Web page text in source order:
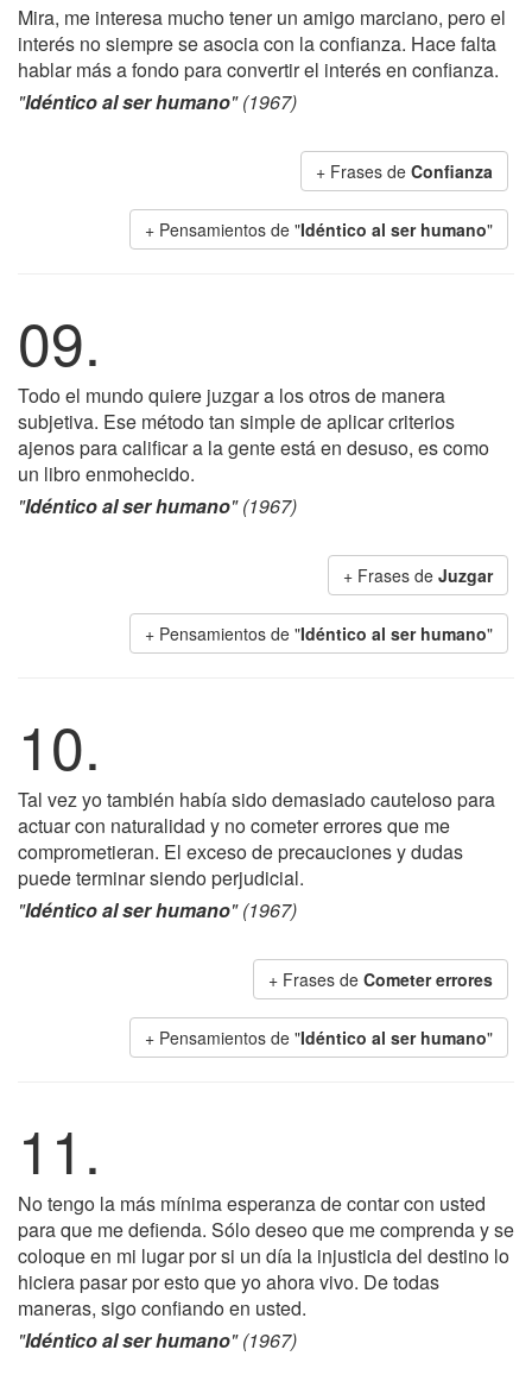
Mira, me interesa mucho tener un amigo marciano, pero el
interés no siempre se asocia con la confianza. Hace falta
hablar más a fondo para convertir el interés en confianza.
"Idéntico al ser humano" (1967)
+ Frases de Confianza
+ Pensamientos de "Idéntico al ser humano"
09.
Todo el mundo quiere juzgar a los otros de manera
subjetiva. Ese método tan simple de aplicar criterios
ajenos para calificar a la gente está en desuso, es como
un libro enmohecido.
"Idéntico al ser humano" (1967)
+ Frases de Juzgar
+ Pensamientos de "Idéntico al ser humano"
10.
Tal vez yo también había sido demasiado cauteloso para
actuar con naturalidad y no cometer errores que me
comprometieran. El exceso de precauciones y dudas
puede terminar siendo perjudicial.
"Idéntico al ser humano" (1967)
+ Frases de Cometer errores
+ Pensamientos de "Idéntico al ser humano"
11.
No tengo la más mínima esperanza de contar con usted
para que me defienda. Sólo deseo que me comprenda y se
coloque en mi lugar por si un día la injusticia del destino lo
hiciera pasar por esto que yo ahora vivo. De todas
maneras, sigo confiando en usted.
"Idéntico al ser humano" (1967)